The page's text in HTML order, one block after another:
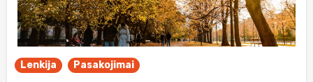
Lenkija Pasakojimai